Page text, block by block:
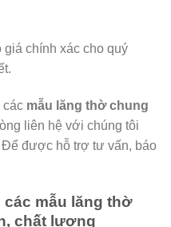
giá chính xác cho quý
các mẫu lăng thờ chung
liên hệ với chúng tôi
Để được hỗ trợ tư vấn, báo
mẫu lăng thờ
chất lượng